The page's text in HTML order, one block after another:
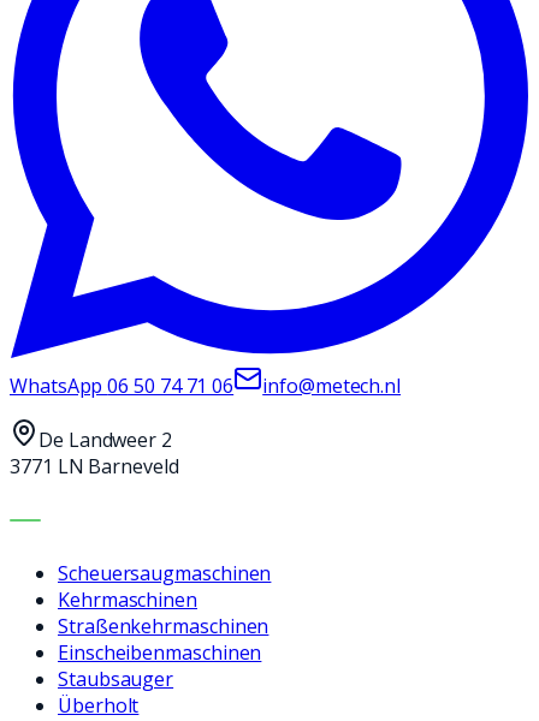
WhatsApp06 50 74 71 06 info@metech.nl
De Landweer 2
3771 LN Barneveld
MASCHINEN
Scheuersaugmaschinen
Kehrmaschinen
Straßenkehrmaschinen
Einscheibenmaschinen
Staubsauger
Überholt